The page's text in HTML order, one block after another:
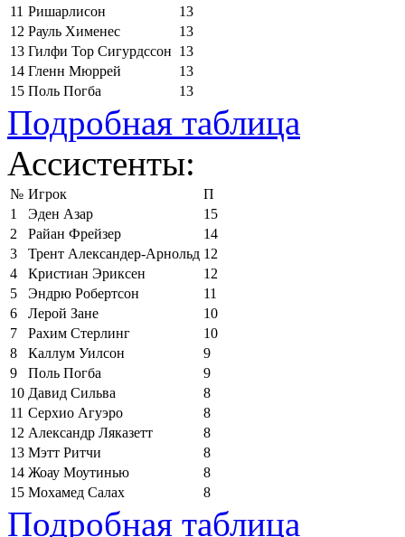
11 Ришарлисон
13
12 Рауль Хименес
13
13 Гилфи Тор Сигурдссон 13
14 Гленн Мюррей
13
15 Поль Погба 13
Подробная таблица
Ассистенты:
№ Игрок
П
1
Эден Азар
15
2
Райан Фрейзер
14
3
Трент Александер-Арнольд 12
4
Кристиан Эриксен
12
5
Эндрю Робертсон
11
6
Лерой Зане
10
7
Рахим Стерлинг
10
8
Каллум Уилсон
9
9
Поль Погба
9
10 Давид Сильва
8
11 Серхио Агуэро
8
12 Александр Ляказетт
8
13 Мэтт Ритчи
8
14 Жоау Моутинью
8
15 Мохамед Салах 8
Подробная таблица